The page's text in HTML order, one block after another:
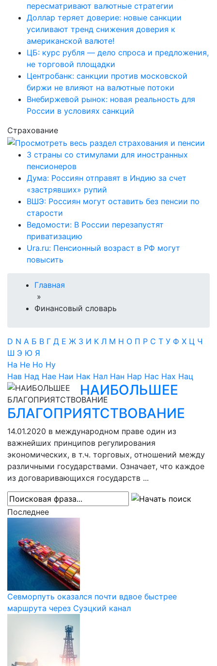
пересматривают валютные стратегии
Доллар теряет доверие: новые санкции
усиливают тренд снижения доверия к
американской валюте!
ЦБ: курс рубля — дело спроса и предложения,
не торговой площадки
Центробанк: санкции против московской
биржи не влияют на валютные потоки
Внебиржевой рынок: новая реальность для
России в условиях санкций
Страхование
3 страны со стимулами для иностранных
пенсионеров
Дума: Россиян отправят в Индию за счет
«застрявших» рупий
ВШЭ: Россиян могут оставить без пенсии по
старости
Ведомости: В России перезапустят
приватизацию
Ura.ru: Пенсионный возраст в РФ могут
повысить
Главная
»
Финансовый словарь
D N А Б В Г Д Е Ж З И К Л М Н О П Р С Т У Ф Х Ц Ч
Ш Э Ю Я
На Не Но Ну
Нав Над Нае Наи Нак Нал Нан Нар Нас Нах Нац
НАИБОЛЬШЕЕ
БЛАГОПРИЯТСТВОВАНИЕ
14.01.2020 в международном праве один из
важнейших принципов регулирования
экономических, в т.ч. торговых, отношений между
различными государствами. Означает, что каждое
из договаривающихся государств ...
Последнее
Севморпуть оказался почти вдвое быстрее
маршрута через Суэцкий канал